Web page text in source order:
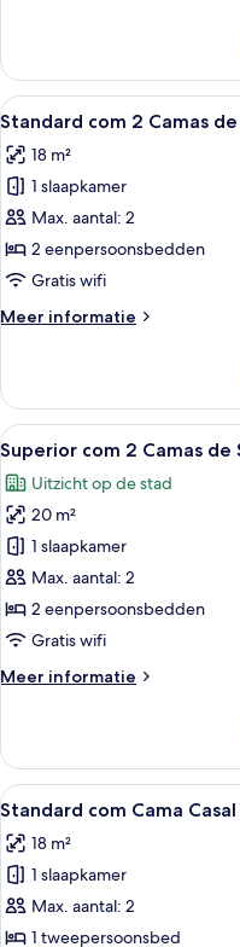
com
Cama
Casal
Alle
foto's
voor
Standard
com
2
Camas
Solteiro
5
Standard com 2 Camas
18 m²
1 slaapkamer
Max. aantal: 2
2 eenpersoonsbedden
Gratis wifi
Meer informatie
Meer
com
Camas
Solteiro
Alle
foto's
voor
Superior
com
2
Camas
de
laden
5
Superior com 2 Camas de
Uitzicht op de stad
20 m²
1 slaapkamer
Max. aantal: 2
2 eenpersoonsbedden
Gratis wifi
Meer informatie
Meer
com
Camas
Solteiro
Alle
foto's
voor
Standard
com
Cama
5
Standard com Cama Casal
18 m²
1 slaapkamer
Max. aantal: 2
1 tweepersoonsbed